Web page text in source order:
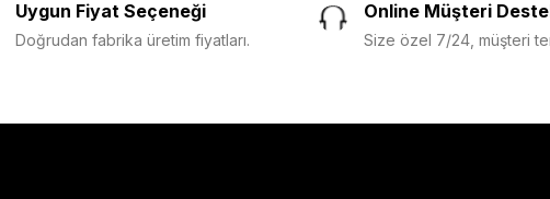
Uygun Fiyat Seçeneği
Doğrudan fabrika üretim fiyatları.
Online Müşteri
Size özel 7/24, müşteri